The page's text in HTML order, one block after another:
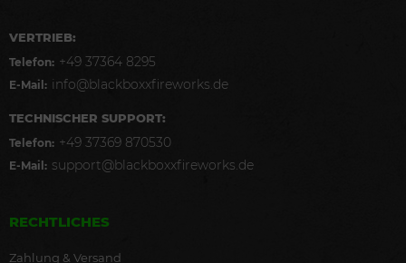
VERTRIEB:
Telefon: +49 37364 8295
E-Mail: info@blackboxxfireworks.de
TECHNISCHER SUPPORT:
Telefon: +49 37369 870530
E-Mail: support@blackboxxfireworks.de
RECHTLICHES
Zahlung & Versand